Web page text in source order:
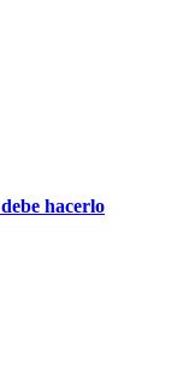
hacerlo